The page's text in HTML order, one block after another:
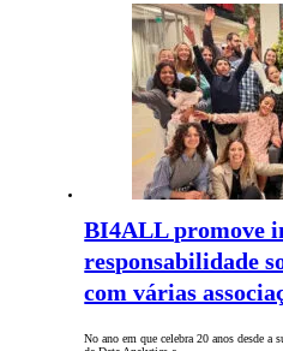
BI4ALL promove
responsabilidade
com várias
No ano em que celebra 20 anos desde a